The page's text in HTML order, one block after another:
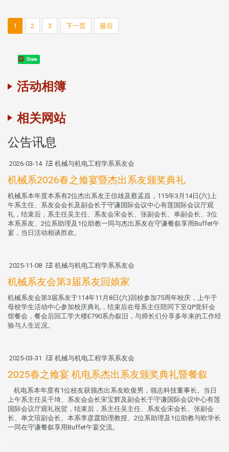
1 2 3 下一页 最后
Share
活动相簿
相关网站
公告讯息
2026-03-14 机械与机电工程学系系友会
机械系2026春之飨宴暨杰出系友颁奖典礼
机械系本年度本系有2位杰出系友王信雄及蔡孟昌，115年3月14日(六)上
午系主任、系友会会长及副会长于守谦国际会议中心有莲国际会议厅观
礼，结束后，系主任吴主任、系友会宋会长、张副会长、单副会长、3位
本系系友、2位系助理及1位助教一同与杰出系友在守谦餐叙享用Buffet午
宴，当日活动相谈胜欢。
2025-11-08 机械与机电工程学系系友会
机械系友会第3届系友回娘家
机械系友会第3届系友于114年11月8日(六)回校参加75周年校庆，上午于
母校学生活动中心参加校庆典礼，结束后在母系主任陪同下至QP觉轩会
馆餐会，餐会后回工学大楼E790系办叙旧，与师长们分享多年来的工作经
验与人生近况。
2025-03-31 机械与机电工程学系系友会
2025春之飨宴 机电系杰出系友颁奖典礼暨餐叙
机电系本年度有1位校友获颁杰出系友欧俊男，领志科技董事长。当日
上午系主任吴干埼、系友会会长宋宝辉及副会长于守谦国际会议中心有莲
国际会议厅观礼祝贺，结束后，系主任吴主任、系友会宋会长、张副会
长、单文瑄副会长、本系李彦霆助理教授、2位系助理及1位助教与欧学长
一同在守谦餐叙享用Buffet午宴交流。